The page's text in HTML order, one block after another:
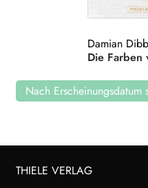
Damian
Die Farben
Nach Erscheinungsdatum
THIELE VERLAG